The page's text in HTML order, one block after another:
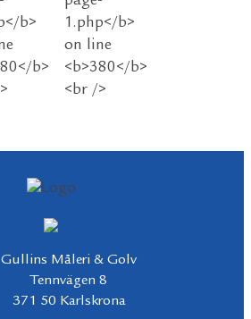
Gullins Måleri & Golv
Tennvägen 8
371 50 Karlskrona